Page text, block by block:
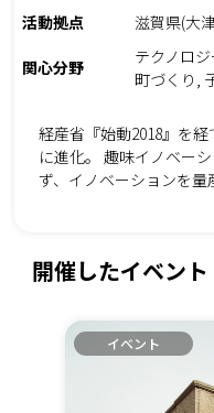
活動拠点 滋賀県(大
関心分野
テクノロ
町づくり,
経産省『始動2018』を
に進化。 趣味イノベー
ず、イノベーションを量
開催したイベント
イベント